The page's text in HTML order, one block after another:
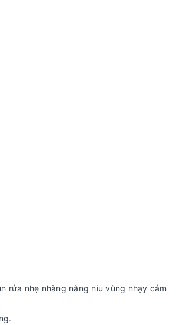
rửa nhẹ nhàng nâng niu vùng nhạy cảm